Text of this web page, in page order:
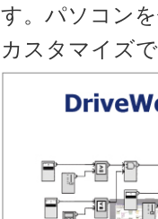
す。パソコン
カスタマイズ